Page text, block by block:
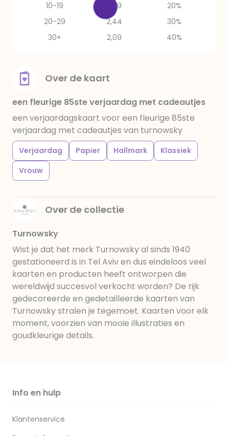
10-19
2,79
20%
20-29
2,44
30%
30+
2,09 40%
Over de kaart
een fleurige 85ste verjaardag met cadeautjes
een verjaardagskaart voor een fleurige 85ste
verjaardag met cadeautjes van turnowsky
Verjaardag Papier Hallmark
Klassiek
Vrouw
Over de collectie
Turnowsky
Wist je dat het merk Turnowsky al sinds 1940
gestationeerd is in Tel Aviv en dus eindeloos veel
kaarten en producten heeft ontworpen die
wereldwijd succesvol verkocht worden? De rijk
gedecoreerde en gedetailleerde kaarten van
Turnowsky stralen je tegemoet. Kaarten voor elk
moment, voorzien van mooie illustraties en
goudkleurige details.
Info en hulp
Klantenservice